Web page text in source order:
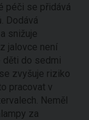
péči se přidává
Dodává
snižuje
jalovce není
děti do sedmi
zvyšuje riziko
pracovat v
Neměl
za